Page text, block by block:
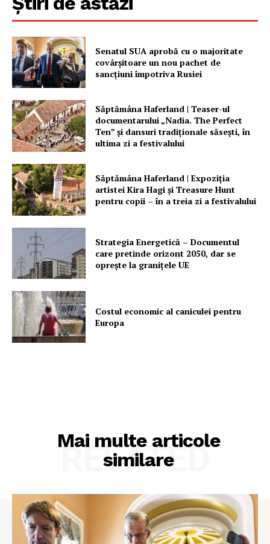
Senatul SUA aprobă cu o majoritate
covârșitoare un nou pachet de
sancțiuni împotriva Rusiei
Săptămâna Haferland | Teaser-ul
documentarului „Nadia. The Perfect
Ten” şi dansuri tradiţionale săseşti, în
ultima zi a festivalului
Săptămâna Haferland | Expoziţia
artistei Kira Hagi şi Treasure Hunt
pentru copii – în a treia zi a festivalului
Strategia Energetică – Documentul
care pretinde orizont 2050, dar se
oprește la granițele UE
Costul economic al caniculei pentru
Europa
Mai multe articole
similare
RELATED